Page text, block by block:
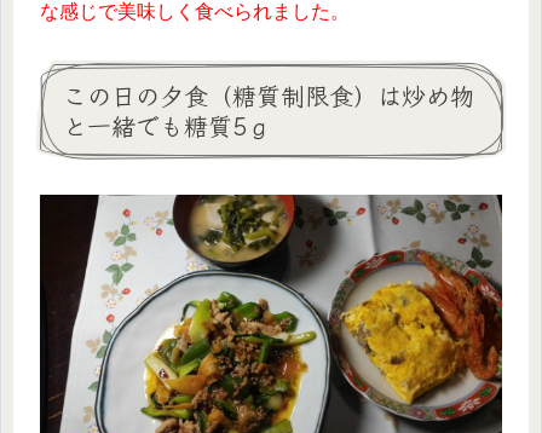
な感じで美味しく食べられました。
この日の夕食（糖質制限食）は炒め物
と一緒でも糖質5ｇ